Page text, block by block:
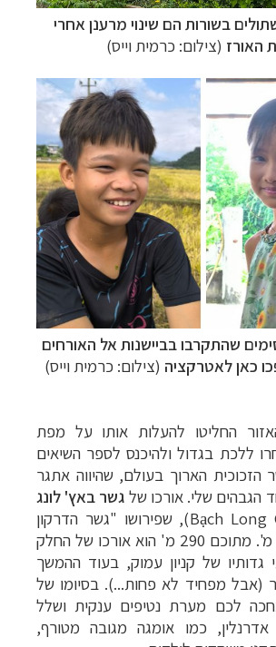
בשורות הם שינוי מרענן אחרי
האורז (צילום: כרמית וייס)
שהתקרבו בביישנות אל האורחים
כאן לאטרקציה (צילום: כרמית וייס)
החליטו להעלות אותו על מפת
ללכת בגדול ולהיכנס לספר השיאים
הזכוכית הארוך בעולם, שהיווה אתגר
הגבהים שלי. אורכו של גשר באץ' לונג
Bạch Long), שפירושו "גשר הדרקון
הלבן", הוא 630 מ'. מתוכם 290 מ' הוא אורכו של החלק
של קניון עמוק, בעוד ההמשך
(אבל מפחיד לא פחות...). בסיומו של
לכם מערת נטיפים ענקית ושלל
כמו אומגה מגובה מטורף,